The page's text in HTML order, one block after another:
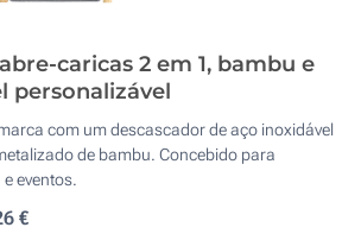
caricas 2 em 1, bambu e
personalizável
com um descascador de aço inoxidável
de bambu. Concebido para
eventos.
€